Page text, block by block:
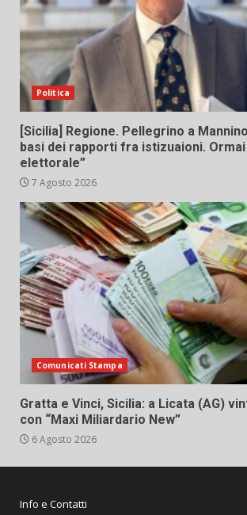
Politica
[Sicilia] Regione. Pellegrino a
basi dei rapporti fra istizuaioni.
elettorale”
7 Agosto 2026
Comunicati Stampa
Gratta e Vinci, Sicilia: a Licata (AG)
con “Maxi Miliardario New”
6 Agosto 2026
Info e Contatti